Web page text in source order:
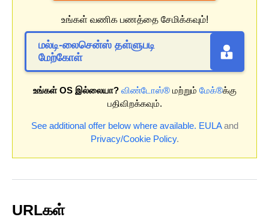
உங்கள் வணிக பணத்தை சேமிக்கவும்!
மல்டி-லைசென்ஸ் தள்ளுபடி
மேற்கோள்
உங்கள் OS இல்லையா? விண்டோஸ்®மற்றும் மேக்®க்கு
பதிவிறக்கவும்.
See additional offer below where available. EULAand
Privacy/Cookie Policy.
URLகள்